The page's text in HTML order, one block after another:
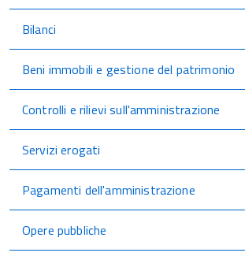
Bilanci
Beni immobili e gestione del patrimonio
Controlli e rilievi sull'amministrazione
Servizi erogati
Pagamenti dell'amministrazione
Opere pubbliche